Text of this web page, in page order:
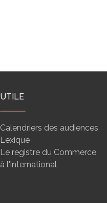
UTILE
Calendriers des audiences
Lexique
Le registre du Commerce
à l'international